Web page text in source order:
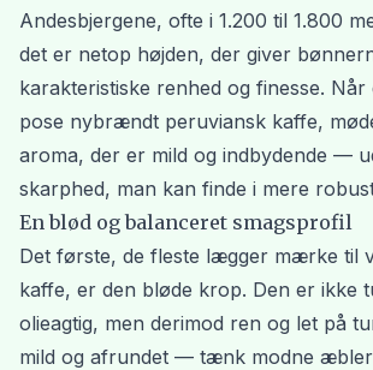
Andesbjergene, ofte i 1.200 til 1.800
det er netop højden, der giver
karakteristiske renhed og finesse.
pose nybrændt peruviansk kaffe,
aroma, der er mild og indbydende —
skarphed, man kan finde i mere
En blød og balanceret smagsprofil
Det første, de fleste lægger mærke til
kaffe, er den bløde krop. Den er ikke
olieagtig, men derimod ren og let på
mild og afrundet — tænk modne